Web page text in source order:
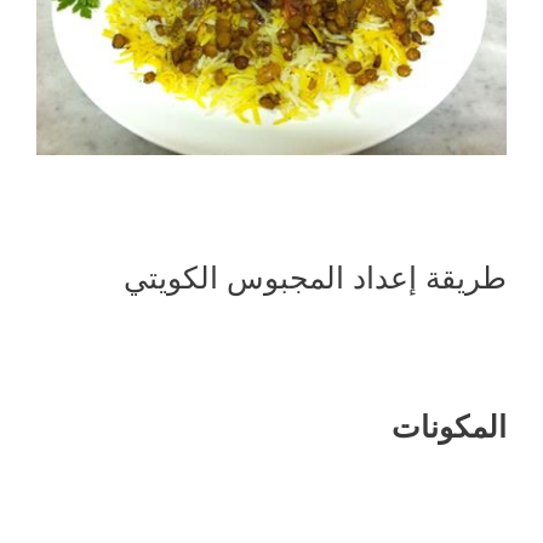
طريقة إعداد المجبوس الكويتي
المكونات